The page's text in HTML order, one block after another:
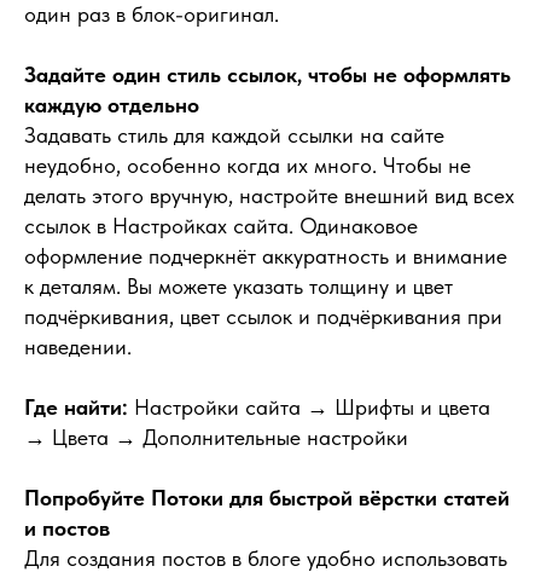
один раз в блок-оригинал.
Задайте один стиль ссылок, чтобы не оформлять
каждую отдельно
Задавать стиль для каждой ссылки на сайте
неудобно, особенно когда их много. Чтобы не
делать этого вручную, настройте внешний вид всех
ссылок в Настройках сайта. Одинаковое
оформление подчеркнёт аккуратность и внимание
к деталям. Вы можете указать толщину и цвет
подчёркивания, цвет ссылок и подчёркивания при
наведении.
Где найти: Настройки сайта → Шрифты и цвета
→ Цвета → Дополнительные настройки
Попробуйте Потоки для быстрой вёрстки статей
и постов
Для создания постов в блоге удобно использовать